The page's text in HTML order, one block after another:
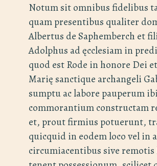
Notum sit omnibus fidelibus
quam presentibus qualiter
Albertus de Saphemberch et
Adolphus ad ęcclesiam in
quod est Rode in honore Dei
Marię sanctique archangeli
sumptu ac labore pauperum
commorantium constructam
et, prout firmius potuerunt,
quicquid in eodem loco vel in
circumiacentibus sive remotis